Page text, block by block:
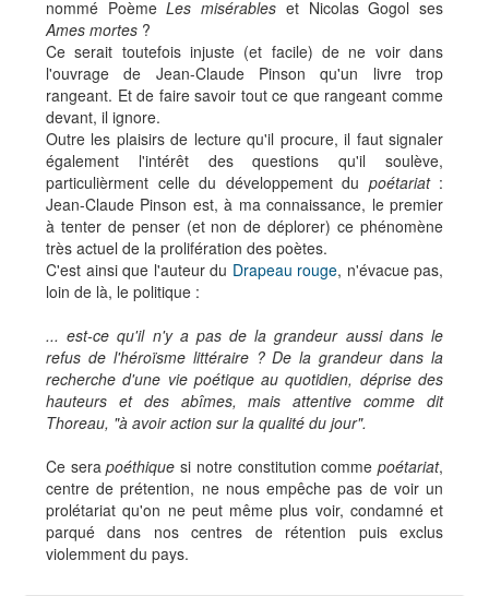
nommé PoèmeLes misérables et Nicolas Gogol ses
Ames mortes ?
Ce serait toutefois injuste (et facile) de ne voir dans
l'ouvrage de Jean-Claude Pinson qu'un livre trop
rangeant. Et de faire savoir tout ce que rangeant comme
devant, il ignore.
Outre les plaisirs de lecture qu'il procure, il faut signaler
également l'intérêt des questions qu'il soulève,
particulièrment celle du développement du poétariat:
Jean-Claude Pinson est, à ma connaissance, le premier
à tenter de penser (et non de déplorer) ce phénomène
très actuel de la prolifération des poètes.
C'est ainsi que l'auteur du Drapeau rouge, n'évacue pas,
loin de là, le politique :
... est-ce qu'il n'y a pas de la grandeur aussi dans le
refus de l'héroïsme littéraire ? De la grandeur dans la
recherche d'une vie poétique au quotidien, déprise des
hauteurs et des abîmes, mais attentive comme dit
Thoreau, "à avoir action sur la qualité du jour".
Ce serapoéthique si notre constitution commepoétariat,
centre de prétention, ne nous empêche pas de voir un
prolétariat qu'on ne peut même plus voir, condamné et
parqué dans nos centres de rétention puis exclus
violemment du pays.